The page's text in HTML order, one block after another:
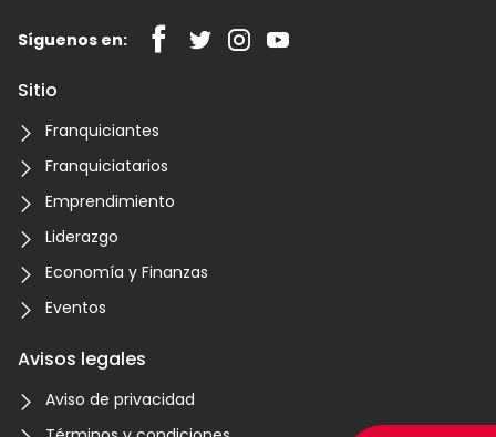
Síguenos en:
Sitio
Franquiciantes
Franquiciatarios
Emprendimiento
Liderazgo
Economía y Finanzas
Eventos
Avisos legales
Aviso de privacidad